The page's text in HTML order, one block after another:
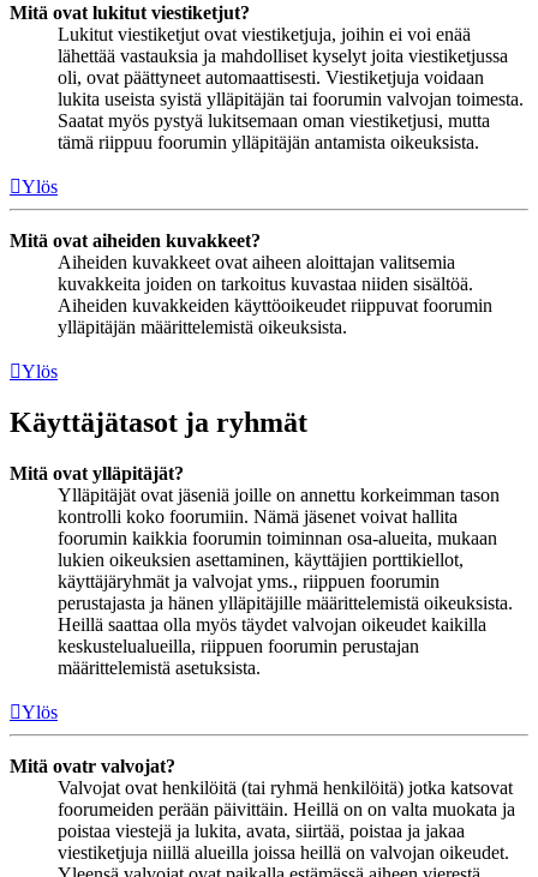
Mitä ovat lukitut viestiketjut?
Lukitut viestiketjut ovat viestiketjuja, joihin ei voi enää
lähettää vastauksia ja mahdolliset kyselyt joita viestiketjussa
oli, ovat päättyneet automaattisesti. Viestiketjuja voidaan
lukita useista syistä ylläpitäjän tai foorumin valvojan toimesta.
Saatat myös pystyä lukitsemaan oman viestiketjusi, mutta
tämä riippuu foorumin ylläpitäjän antamista oikeuksista.
Ylös
Mitä ovat aiheiden kuvakkeet?
Aiheiden kuvakkeet ovat aiheen aloittajan valitsemia
kuvakkeita joiden on tarkoitus kuvastaa niiden sisältöä.
Aiheiden kuvakkeiden käyttöoikeudet riippuvat foorumin
ylläpitäjän määrittelemistä oikeuksista.
Ylös
Käyttäjätasot ja ryhmät
Mitä ovat ylläpitäjät?
Ylläpitäjät ovat jäseniä joille on annettu korkeimman tason
kontrolli koko foorumiin. Nämä jäsenet voivat hallita
foorumin kaikkia foorumin toiminnan osa-alueita, mukaan
lukien oikeuksien asettaminen, käyttäjien porttikiellot,
käyttäjäryhmät ja valvojat yms., riippuen foorumin
perustajasta ja hänen ylläpitäjille määrittelemistä oikeuksista.
Heillä saattaa olla myös täydet valvojan oikeudet kaikilla
keskustelualueilla, riippuen foorumin perustajan
määrittelemistä asetuksista.
Ylös
Mitä ovatr valvojat?
Valvojat ovat henkilöitä (tai ryhmä henkilöitä) jotka katsovat
foorumeiden perään päivittäin. Heillä on on valta muokata ja
poistaa viestejä ja lukita, avata, siirtää, poistaa ja jakaa
viestiketjuja niillä alueilla joissa heillä on valvojan oikeudet.